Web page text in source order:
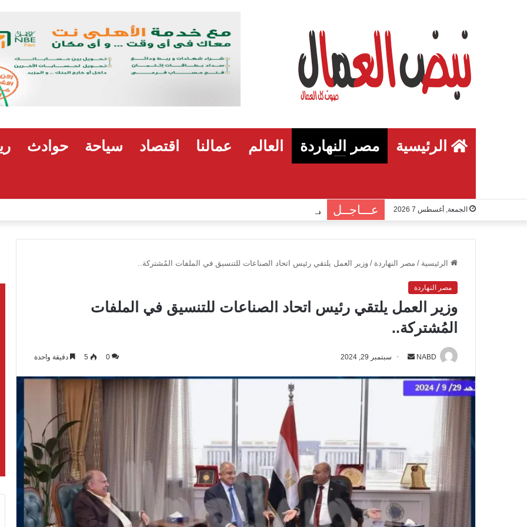
الرئيسية مصر النهاردة العالم عمالنا اقتصاد سياحة حوادث
الجمعة, أغسطس 7 2026 عـــاجــل
الرئيسية / مصر النهاردة / وزير العمل يلتقي رئيس اتحاد الصناعات للتنسيق في الملفات المُشتركة..
مصر النهاردة
وزير العمل يلتقي رئيس اتحاد الصناعات للتنسيق في الملفات
المُشتركة..
NABD
ا
إ
ك
سبتمبر 29, 2024 0
5 دقيقة واحدة